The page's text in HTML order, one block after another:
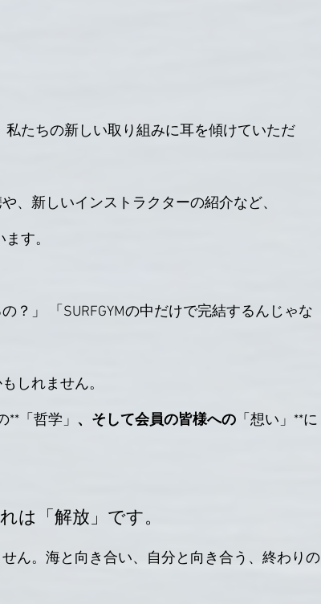
私たちの新しい取り組みに耳を傾けていただ
、新しいインストラクターの紹介など、
す。
？」 「SURFGYMの中だけで完結するんじゃな
しれません。
「哲学」 、そして会員の皆様への 「想い」**に
は「解放」です。
ん。海と向き合い、自分と向き合う、終わりの